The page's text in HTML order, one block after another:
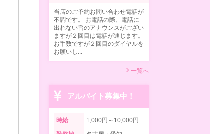
当店のご予約お問い合わせ電話が
不調です。 お電話の際、電話に
出れない旨のアナウンスがござい
ますが２回目は電話が通じます。
お手数ですが２回目のダイヤルを
お願いし...
一覧へ
アルバイト募集中！
時給
1,000円～10,000円